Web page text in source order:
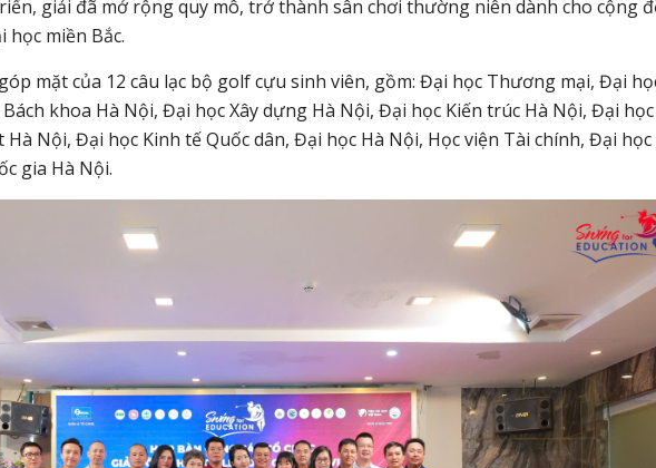
giải đã mở rộng quy mô, trở thành sân chơi thường niên dành cho cộng
miền Bắc.
mặt của 12 câu lạc bộ golf cựu sinh viên, gồm: Đại học Thương mại, Đại
khoa Hà Nội, Đại học Xây dựng Hà Nội, Đại học Kiến trúc Hà Nội, Đại học
Nội, Đại học Kinh tế Quốc dân, Đại học Hà Nội, Học viện Tài chính, Đại học
gia Hà Nội.